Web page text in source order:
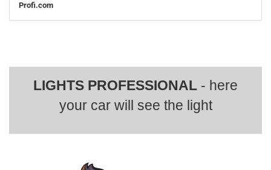
Profi.com
LIGHTS PROFESSIONAL - here
your car will see the light